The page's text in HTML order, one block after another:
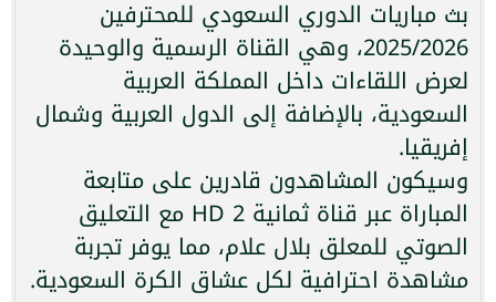
بث مباريات الدوري السعودي للمحترفين
2025/2026، وهي القناة الرسمية والوحيدة
لعرض اللقاءات داخل المملكة العربية
السعودية، بالإضافة إلى الدول العربية وشمال
إفريقيا.
وسيكون المشاهدون قادرين على متابعة
المباراة عبر قناة ثمانية 2 HD مع التعليق
الصوتي للمعلق بلال علام، مما يوفر تجربة
مشاهدة احترافية لكل عشاق الكرة السعودية.